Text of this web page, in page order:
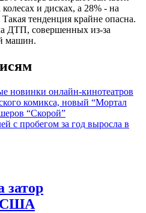
и дисках, а 28% - на
тенденция крайне опасна.
ДТП, совершенных из-за
машин.
новинки онлайн-кинотеатров
комикса, новый “Мортал
“Скорой”
с пробегом за год выросла в
затор
США